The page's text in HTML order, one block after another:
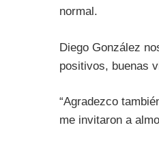
normal.
Diego González
positivos, buenas
“Agradezco
me invitaron a